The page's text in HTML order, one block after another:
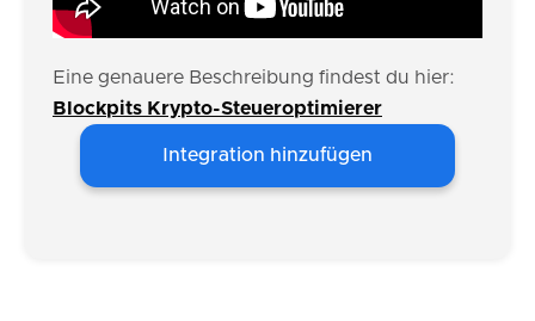
Eine genauere Beschreibung findest du hier:
Blockpits Krypto-Steueroptimierer
Integration hinzufügen